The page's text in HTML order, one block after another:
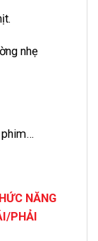
nhẹ
NĂNG
PHẢI